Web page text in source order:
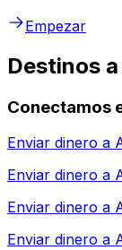
Empezar
Destinos
Conectamos
Enviar dinero a
Enviar dinero a
Enviar dinero a
Enviar dinero a